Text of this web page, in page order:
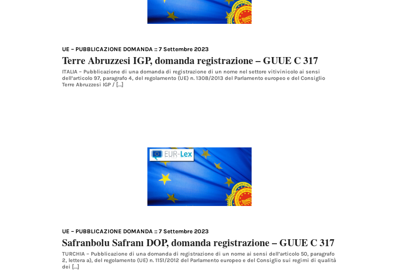
UE – PUBBLICAZIONE DOMANDA :: 7 Settembre 2023
Terre Abruzzesi IGP, domanda registrazione – GUUE C 317
ITALIA – Pubblicazione di una domanda di registrazione di un nome nel settore vitivinicolo ai sensi
dell’articolo 97, paragrafo 4, del regolamento (UE) n. 1308/2013 del Parlamento europeo e del Consiglio
Terre Abruzzesi IGP / […]
UE – PUBBLICAZIONE DOMANDA :: 7 Settembre 2023
Safranbolu Safranı DOP, domanda registrazione – GUUE C 317
TURCHIA – Pubblicazione di una domanda di registrazione di un nome ai sensi dell’articolo 50, paragrafo
2, lettera a), del regolamento (UE) n. 1151/2012 del Parlamento europeo e del Consiglio sui regimi di qualità
dei […]